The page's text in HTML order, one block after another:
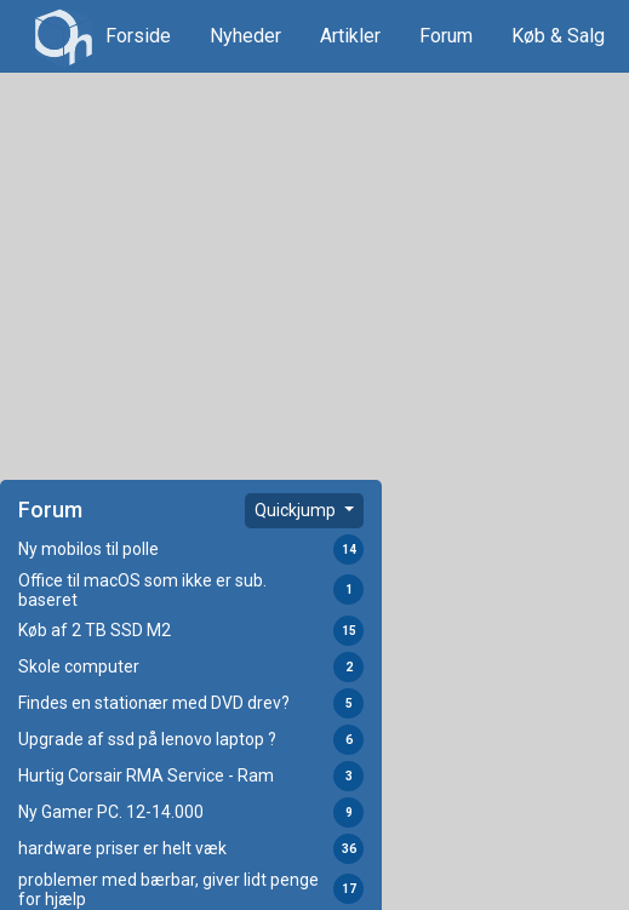
Forside Nyheder Artikler Forum Køb & Salg
Forum Quickjump
Ny mobilos til polle 14
Office til macOS som ikke er sub.
baseret
1
Køb af 2 TB SSD M2 15
Skole computer 2
Findes en stationær med DVD drev? 5
Upgrade af ssd på lenovo laptop ? 6
Hurtig Corsair RMA Service - Ram 3
Ny Gamer PC. 12-14.000 9
hardware priser er helt væk 36
problemer med bærbar, giver lidt penge
for hjælp
17